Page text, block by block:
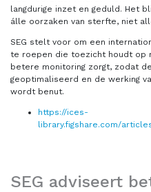
langdurige inzet en geduld. Het
álle oorzaken van sterfte, niet
SEG stelt voor om een
te roepen die toezicht houdt op
betere monitoring zorgt, zodat
geoptimaliseerd en de werking
wordt benut.
https://ices-
library.figshare.com/
SEG adviseert